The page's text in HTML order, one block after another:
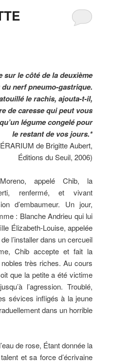
sur le côté de la deuxième
nerf pneumo-gastrique.
le rachis, ajouta-t-il,
de caresse qui peut vous
légume congelé pour
le restant de vos jours.*
de Brigitte Aubert,
Éditions du Seuil, 2006)
appelé Chib, la
renfermé, et vivant
d’embaumeur. Un jour,
: Blanche Andrieu qui lui
Élizabeth-Louise, appelée
l’installer dans un cercueil
Chib accepte et fait la
très riches. Au cours
que la petite a été victime
l’agression. Troublé,
sévices infligés à la jeune
dans un horrible
de rose, Étant donnée la
et sa force d’écrivaine